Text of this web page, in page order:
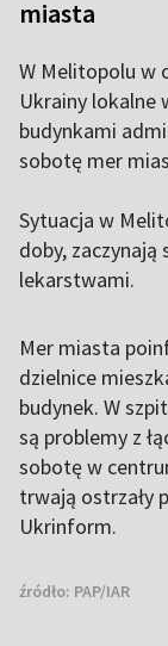
miasta
W Melitopolu w
Ukrainy lokalne
budynkami
sobotę mer
Sytuacja w
doby, zaczynają
lekarstwami.
Mer miasta
dzielnice
budynek. W
są problemy z
sobotę w
trwają ostrzały
Ukrinform.
źródło: PAP/IAR